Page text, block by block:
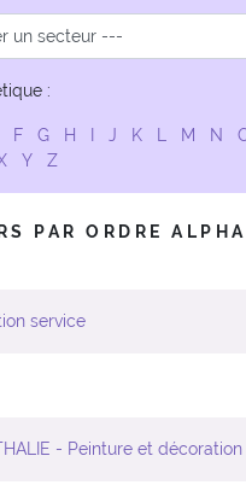
:
F G H J K L M N
Y Z
PAR ORDRE
service
- Peinture et décoration